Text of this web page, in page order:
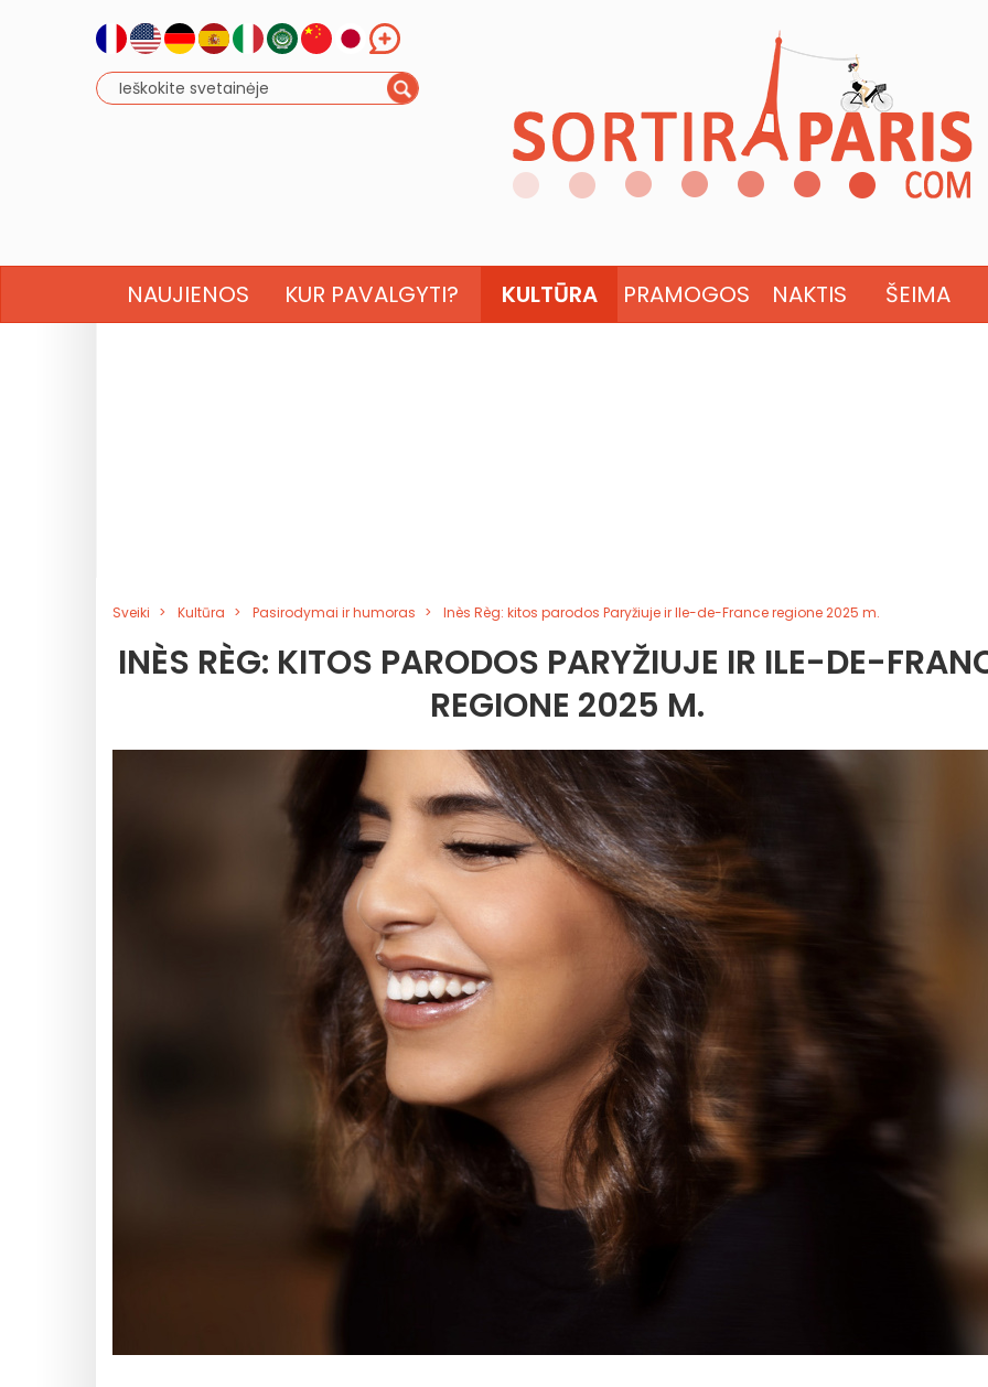
NAUJIENOS KUR PAVALGYTI? KULTŪRA PRAMOGOS NAKTIS ŠEIMA
Sveiki Kultūra Pasirodymai ir humoras Inès Règ: kitos parodos Paryžiuje ir Ile-de-France regione 2025 m.
INÈS RÈG: KITOS PARODOS PARYŽIUJE IR ILE-DE-
REGIONE 2025 M.